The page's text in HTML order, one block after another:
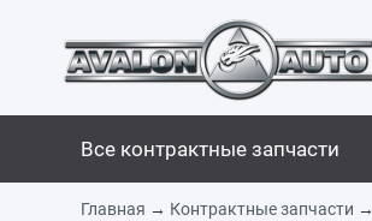
Все контрактные запчасти
Главная → Контрактные запчасти →